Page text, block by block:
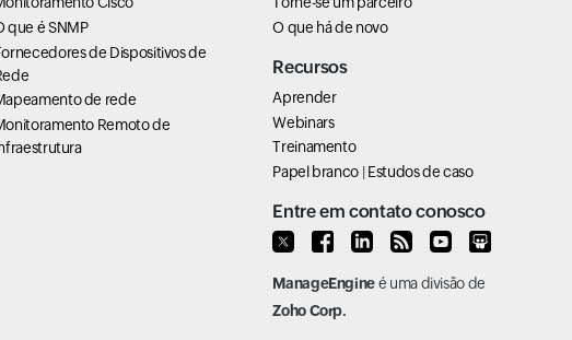
que é SNMP
de Dispositivos de
de rede
Remoto de
O que há de novo
Recursos
Aprender
Webinars
Treinamento
Papel branco |Estudos de caso
Entre em contato conosco
ManageEngineé uma divisão de
Zoho Corp.